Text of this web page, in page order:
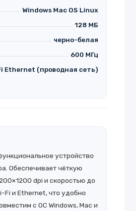
Windows Mac OS Linux
128 МБ
черно-белая
600 МГц
Ethernet (проводная сеть)
устройство
Обеспечивает чёткую
dpi и скоростью до
Fi и Ethernet, что удобно
с ОС Windows, Mac и